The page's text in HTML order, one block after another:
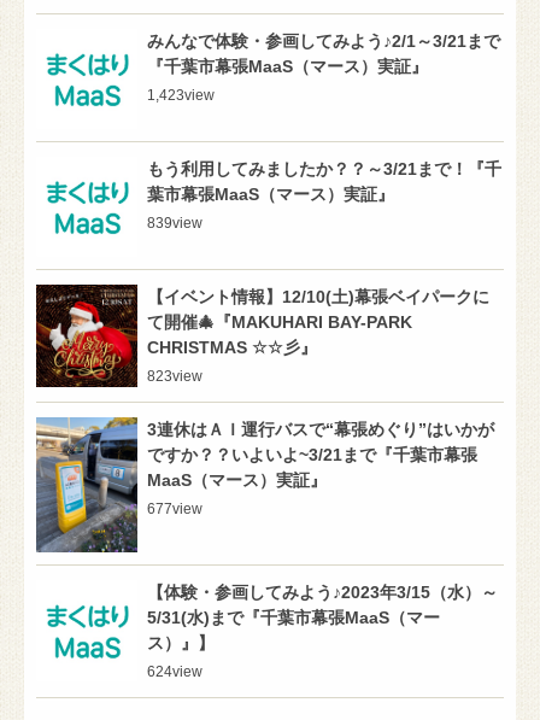
みんなで体験・参画してみよう♪2/1～3/21まで
『千葉市幕張MaaS（マース）実証』
1,423view
もう利用してみましたか？？～3/21まで！『千
葉市幕張MaaS（マース）実証』
839view
【イベント情報】12/10(土)幕張ベイパークに
て開催🎄『MAKUHARI BAY-PARK
CHRISTMAS ☆☆彡』
823view
3連休はＡＩ運行バスで“幕張めぐり”はいかが
ですか？？いよいよ~3/21まで『千葉市幕張
MaaS（マース）実証』
677view
【体験・参画してみよう♪2023年3/15（水）～
5/31(水)まで『千葉市幕張MaaS（マー
ス）』】
624view